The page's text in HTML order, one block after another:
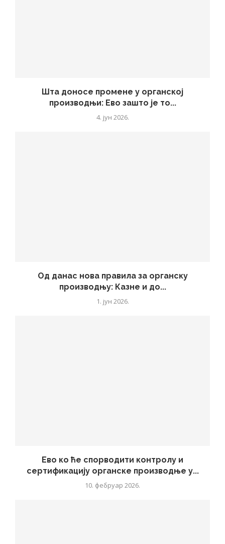
Шта доносе промене у органској
производњи: Ево зашто је то...
4. јун 2026.
Од данас нова правила за органску
производњу: Казне и до...
1. јун 2026.
Ево ко ће спорводити контролу и
сертификацију органске производње у...
10. фебруар 2026.